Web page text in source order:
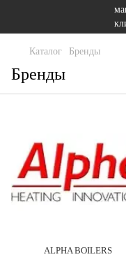
Каталог Бренды
Бренды
ALPHA BOILERS